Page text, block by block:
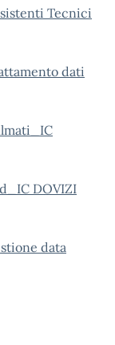
Tecnici
dati
DOVIZI
data